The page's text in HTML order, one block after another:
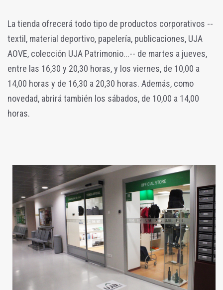
La tienda ofrecerá todo tipo de productos corporativos --
textil, material deportivo, papelería, publicaciones, UJA
AOVE, colección UJA Patrimonio...-- de martes a jueves,
entre las 16,30 y 20,30 horas, y los viernes, de 10,00 a
14,00 horas y de 16,30 a 20,30 horas. Además, como
novedad, abrirá también los sábados, de 10,00 a 14,00
horas.